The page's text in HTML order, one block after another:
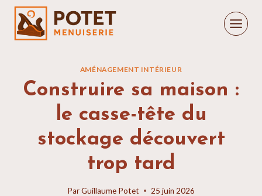
Aller
contenu
AMÉNAGEMENT INTÉRIEUR
Construire sa maison :
le casse-tête du
stockage découvert
trop tard
ParGuillaume Potet 25 juin 2026